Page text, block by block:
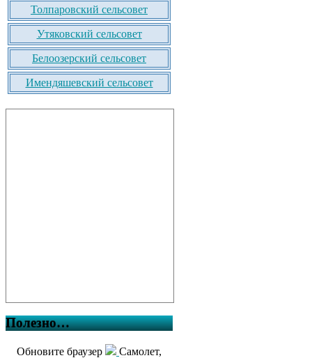
Толпаровский сельсовет
Утяковский сельсовет
Белоозерский сельсовет
Имендяшевский сельсовет
Полезно…
Обновите браузер
Самолет,